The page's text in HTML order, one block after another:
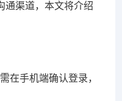
通渠道，本文将介绍
在手机端确认登录，